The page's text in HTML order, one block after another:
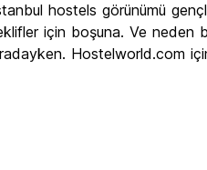
hostels görünümü
için boşuna. Ve neden
Hostelworld.com